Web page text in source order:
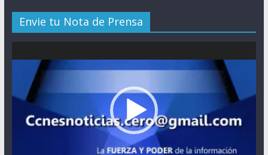
Envie tu Nota de Prensa
de